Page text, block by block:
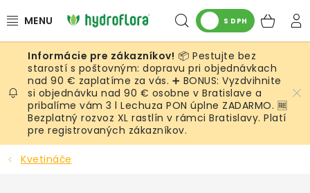
na
Hľadať
S DPH
RASTLINY
UMELÉ RASTLINY
KVETINÁČE
SUBSTRÁTY A PRÍSLUŠENSTVO
📦 Pestujte bez
starostí s poštovným: dopravu pri objednávkach
nad 90 € zaplatíme za vás. ➕ BONUS: Vyzdvihnite
si objednávku nad 90 € osobne v Bratislave a
pribalíme vám 3 l Lechuza PON úplne ZADARMO. 🆓
Bezplatný rozvoz XL rastlín v rámci Bratislavy. Platí
pre registrovaných zákazníkov.
Kvetináče